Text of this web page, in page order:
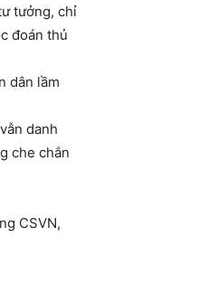
tưởng, chỉ
đoán thủ
dân lầm
danh
che chắn
CSVN,